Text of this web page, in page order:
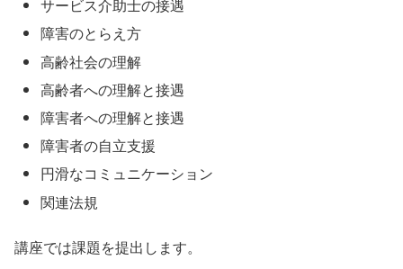
サービス介助士の接遇
障害のとらえ方
高齢社会の理解
高齢者への理解と接遇
障害者への理解と接遇
障害者の自立支援
円滑なコミュニケーション
関連法規
講座では課題を提出します。